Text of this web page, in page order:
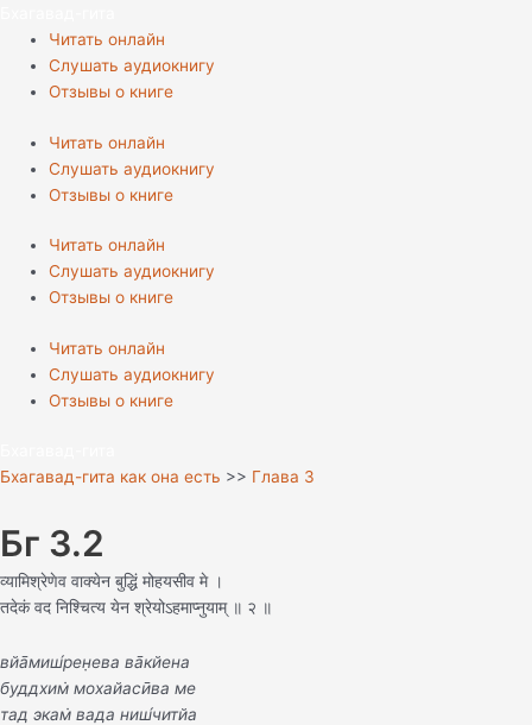
содержимому
Читать онлайн
Слушать аудиокнигу
Отзывы о книге
Читать онлайн
Слушать аудиокнигу
Отзывы о книге
Читать онлайн
Слушать аудиокнигу
Отзывы о книге
Читать онлайн
Слушать аудиокнигу
Отзывы о книге
Бхагавад-гита как она есть >> Глава 3
Бг 3.2
व्यामिश्रेणेव वाक्येन बुद्धिं मोहयसीव मे ।
तदेकं वद निश्चित्य येन श्रेयोऽहमाप्‍नुयाम् ॥ २ ॥
вйа̄миш́рен̣ева ва̄кйена
буддхим̇ мохайасӣва ме
тад экам̇ вада ниш́читйа